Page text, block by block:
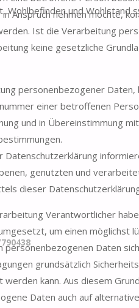
Wohlbefinden und Wohlstand
Anspruch nehmen möchte,
Ist die Verarbeitung
keine gesetzliche
personenbezogener
einer betroffenen
und in Übereinstimmung
Datenschutzerklärung
genutzten und
dieser
Verantwortlicher
um einen möglichst
Daten
grundsätzlich
werden kann. Aus diesem
Daten auch auf